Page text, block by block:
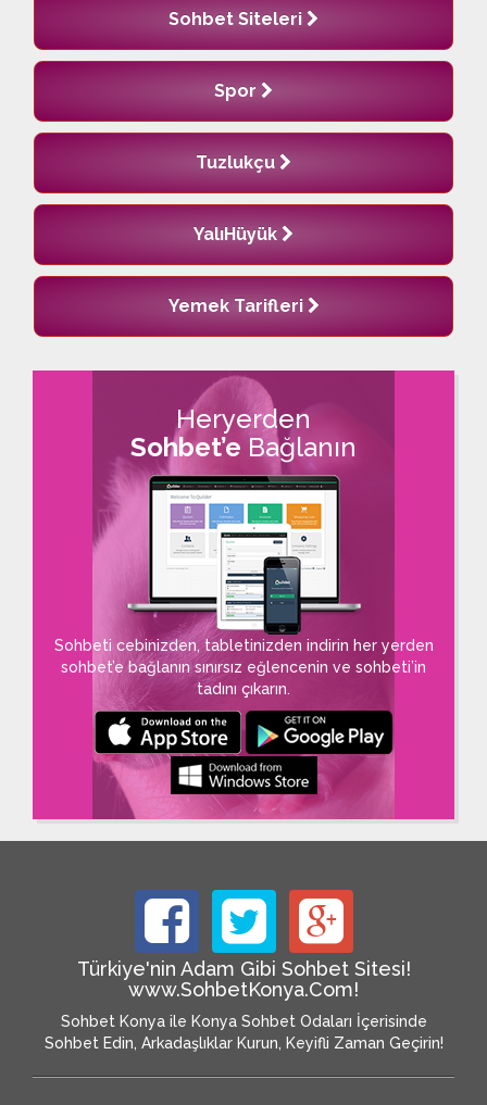
Sohbet Siteleri
Spor
Tuzlukçu
YalıHüyük
Yemek Tarifleri
Heryerden
Sohbet’e Bağlanın
Sohbeti cebinizden, tabletinizden indirin her yerden
sohbet’e bağlanın sınırsız eğlencenin ve sohbeti’in
tadını çıkarın.
Türkiye'nin Adam Gibi Sohbet Sitesi!
www.SohbetKonya.Com!
Sohbet Konya ile Konya Sohbet Odaları İçerisinde
Sohbet Edin, Arkadaşlıklar Kurun, Keyifli Zaman Geçirin!